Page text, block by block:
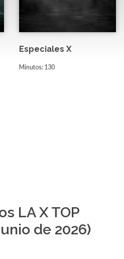
Especiales X
Minutos: 130
LA X TOP
de 2026)